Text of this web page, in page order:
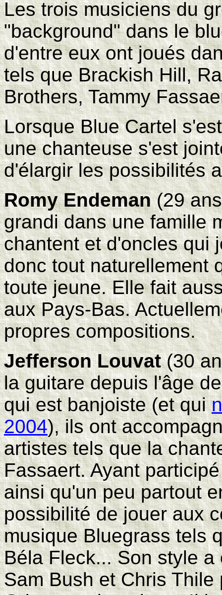
Les trois musiciens du
"background" dans le
d'entre eux ont joués
tels que Brackish Hill,
Brothers, Tammy
Lorsque Blue Cartel
une chanteuse s'est
d'élargir les possibilités
Romy Endeman(29
grandi dans une famille
chantent et d'oncles qui
donc tout naturellement
toute jeune. Elle fait
aux Pays-Bas.
propres compositions.
Jefferson Louvat(30
la guitare depuis l'âge
qui est banjoiste (et qui
2004), ils ont
artistes tels que la
Fassaert. Ayant
ainsi qu'un peu partout
possibilité de jouer aux
musique Bluegrass tels
Béla Fleck... Son style
Sam Bush et Chris